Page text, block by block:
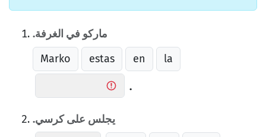
ماركو في الغرفة.
Marko
estas en la
.
يجلس على كرسي.